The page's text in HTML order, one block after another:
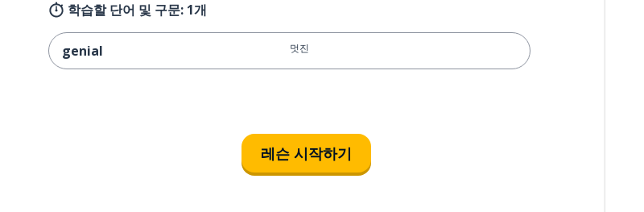
학습할 단어 및 구문: 1개
genial 멋진
레슨 시작하기